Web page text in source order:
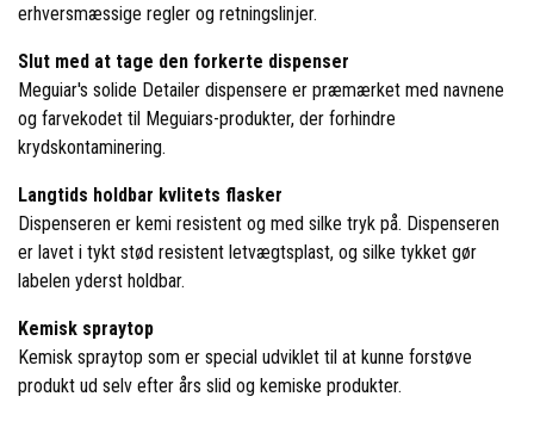
erhversmæssige regler og retningslinjer.
Slut med at tage den forkerte dispenser
Meguiar's solide Detailer dispensere er præmærket med navnene
og farvekodet til Meguiars-produkter, der forhindre
krydskontaminering.
Langtids holdbar kvlitets flasker
Dispenseren er kemi resistent og med silke tryk på. Dispenseren
er lavet i tykt stød resistent letvægtsplast, og silke tykket gør
labelen yderst holdbar.
Kemisk spraytop
Kemisk spraytop som er special udviklet til at kunne forstøve
produkt ud selv efter års slid og kemiske produkter.